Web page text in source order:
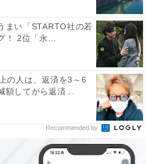
／52票
まい「STARTO社の若
！ 2位「永...
の人は、返済を3～6
額してから返済...
Recommended by